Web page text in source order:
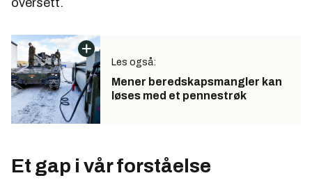
Les også:
Mener beredskapsmangler kan
løses med et pennestrøk
Et gap i vår forståelse